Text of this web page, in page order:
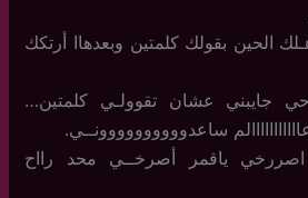
الحين بقولك كلمتين وبعدهاا أرتكك
جايبني عشان تقوولـي كلمتين…
ساعدوووووووووونــي.
اصررخي ياقمر أصرخــي محد رااح